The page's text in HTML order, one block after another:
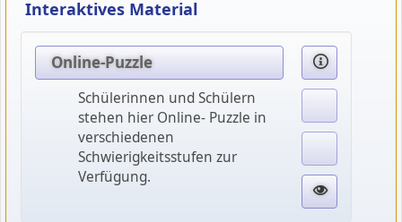
Interaktives Material
Online-Puzzle
Schülerinnen und Schülern
stehen hier Online- Puzzle in
verschiedenen
Schwierigkeitsstufen zur
Verfügung.